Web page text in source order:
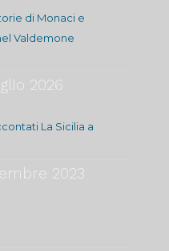
di Monaci e
Valdemone
2026
La Sicilia a
2023